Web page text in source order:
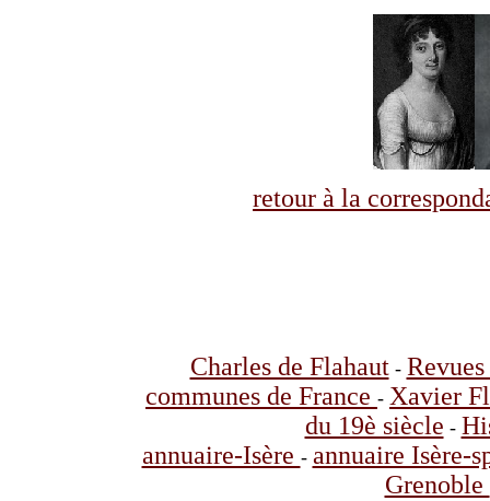
retour à la
Charles de Flahaut-
communes de France - Xavier
du 19è siècle -
annuaire-Isère - annuaire Isère-
Grenoble